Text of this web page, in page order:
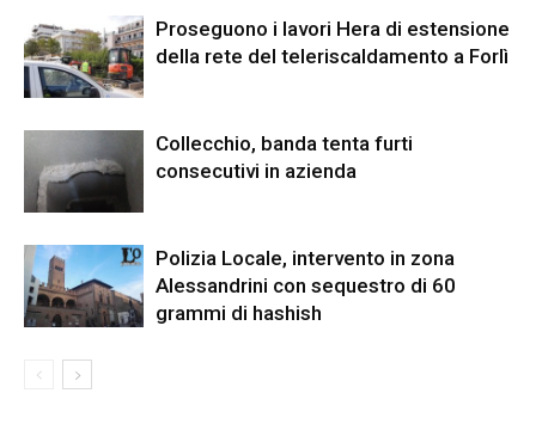
Proseguono i lavori Hera di estensione
della rete del teleriscaldamento a Forlì
Collecchio, banda tenta furti
consecutivi in azienda
Polizia Locale, intervento in zona
Alessandrini con sequestro di 60
grammi di hashish